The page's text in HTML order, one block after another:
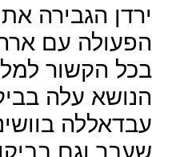
ירדן הגבירה
הפעולה עם
בכל הקשור
הנושא עלה
עבדאללה
שעבר וגם